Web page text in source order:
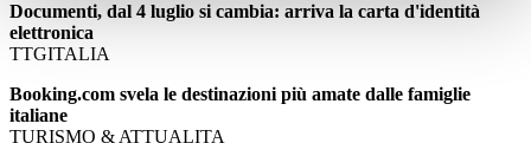
Documenti, dal 4 luglio si cambia: arriva la carta d'identità
elettronica
TTGITALIA
Booking.com svela le destinazioni più amate dalle famiglie
italiane
TURISMO & ATTUALITA